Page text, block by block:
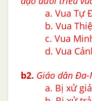
a. Vua Tự
b. Vua
c. Vua
d. Vua
b2. Giáo dân
a.